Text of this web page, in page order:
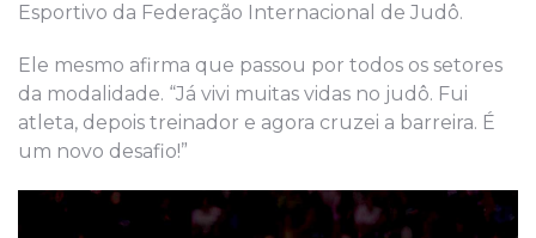
Esportivo da Federação Internacional de Judô.
Ele mesmo afirma que passou por todos os setores
da modalidade. “Já vivi muitas vidas no judô. Fui
atleta, depois treinador e agora cruzei a barreira. É
um novo desafio!”